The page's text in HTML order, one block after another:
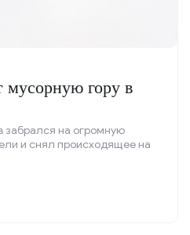
мусорную гору в
забрался на огромную
и снял происходящее на